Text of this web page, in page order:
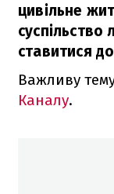
цивільне
ставитися
Важливу
Каналу.